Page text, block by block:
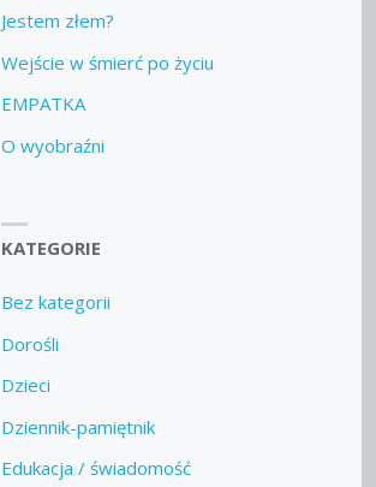
Jestem złem?
Wejście w śmierć po życiu
EMPATKA
O wyobraźni
KATEGORIE
Bez kategorii
Dorośli
Dzieci
Dziennik-pamiętnik
Edukacja / świadomość